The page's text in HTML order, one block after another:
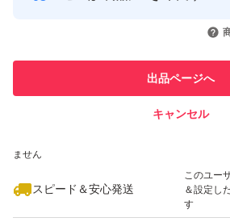
引を完了
での取引
ません
スピード＆安心発送
このユー
＆設定し
す
出品ページへ
キャンセル